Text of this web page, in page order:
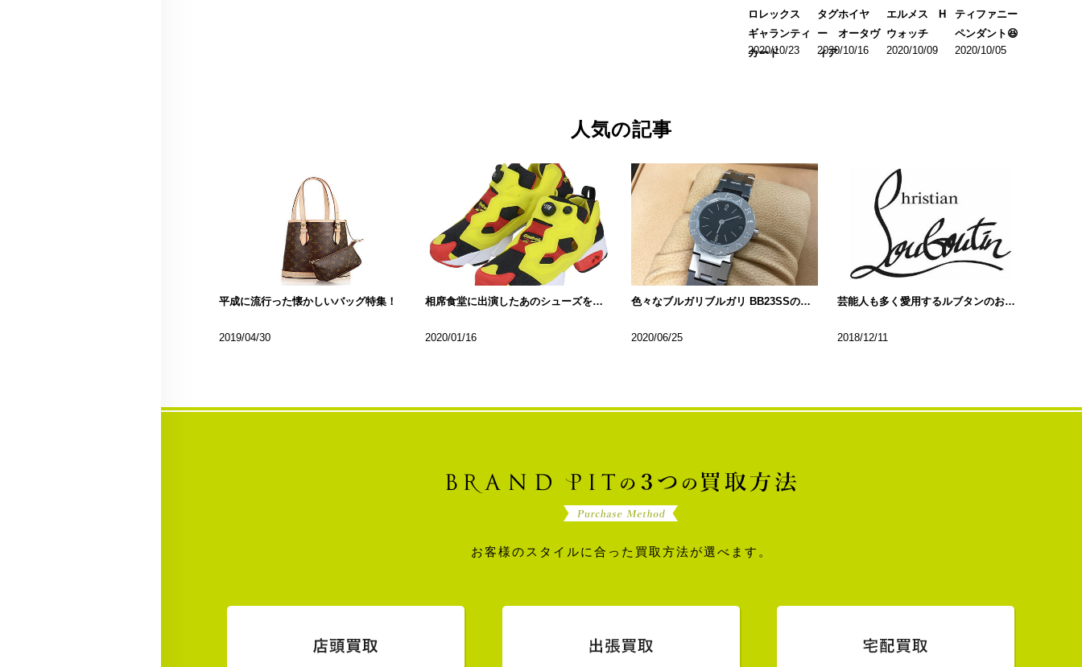
ロレックス
ギャランティ
カード
2020/10/23
タグホイヤ
ー オータヴ
ィア
2020/10/16
エルメス H
ウォッチ
2020/10/09
ティファニー
ペンダント😆
2020/10/05
人気の記事
平成に流行った懐かしいバッグ特集！
2019/04/30
相席食堂に出演したあのシューズをご紹介
2020/01/16
色々なブルガリブルガリ BB23SSの種類について…
2020/06/25
芸能人も多く愛用するルブタンのお財布!!
2018/12/11
お客様のスタイルに合った買取方法が選べます。